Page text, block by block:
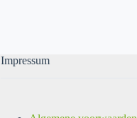
Impressum